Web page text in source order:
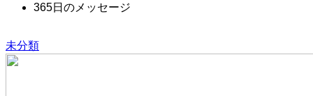
365日のメッセージ
未分類